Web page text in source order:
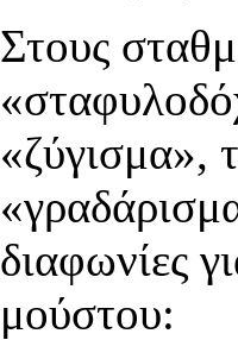
Στους
«ζύγισμα»,
διαφωνίες
μούστου: